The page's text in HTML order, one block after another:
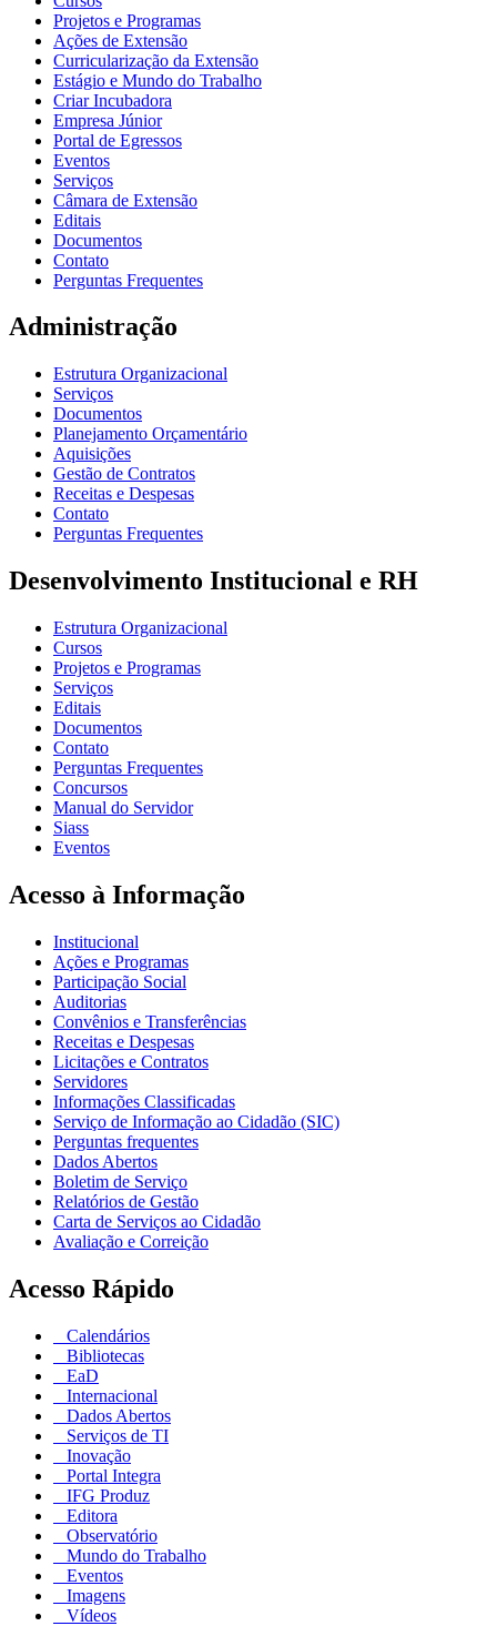
Projetos e Programas
Ações de Extensão
Curricularização da Extensão
Estágio e Mundo do Trabalho
Criar Incubadora
Empresa Júnior
Portal de Egressos
Eventos
Serviços
Câmara de Extensão
Editais
Documentos
Contato
Perguntas Frequentes
Administração
Estrutura Organizacional
Serviços
Documentos
Planejamento Orçamentário
Aquisições
Gestão de Contratos
Receitas e Despesas
Contato
Perguntas Frequentes
Desenvolvimento Institucional e RH
Estrutura Organizacional
Cursos
Projetos e Programas
Serviços
Editais
Documentos
Contato
Perguntas Frequentes
Concursos
Manual do Servidor
Siass
Eventos
Acesso à Informação
Institucional
Ações e Programas
Participação Social
Auditorias
Convênios e Transferências
Receitas e Despesas
Licitações e Contratos
Servidores
Informações Classificadas
Serviço de Informação ao Cidadão (SIC)
Perguntas frequentes
Dados Abertos
Boletim de Serviço
Relatórios de Gestão
Carta de Serviços ao Cidadão
Avaliação e Correição
Acesso Rápido
Calendários
Bibliotecas
EaD
Internacional
Dados Abertos
Serviços de TI
Inovação
Portal Integra
IFG Produz
Editora
Observatório
Mundo do Trabalho
Eventos
Imagens
Vídeos